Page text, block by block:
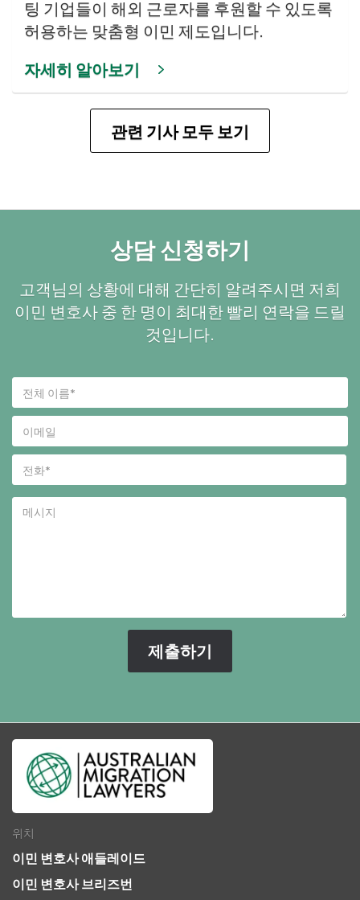
팅 기업들이 해외 근로자를 후원할 수 있도록
허용하는 맞춤형 이민 제도입니다.
자세히 알아보기
관련 기사 모두 보기
상담 신청하기
고객님의 상황에 대해 간단히 알려주시면 저희
이민 변호사 중 한 명이 최대한 빨리 연락을 드릴
것입니다.
위치
이민 변호사 애들레이드
이민 변호사 브리즈번